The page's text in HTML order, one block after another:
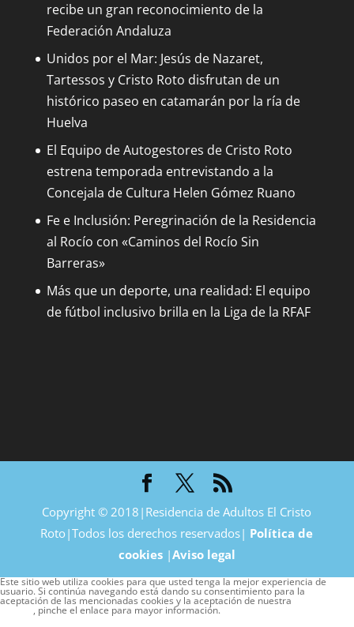
recibe un gran reconocimiento de la
Federación Andaluza
Unidos por el Mar: Jesús de Nazaret,
Tartessos y Cristo Roto disfrutan de un
histórico paseo en catamarán por la ría de
Huelva
El Equipo de Autogestores de Cristo Roto
estrena temporada entrevistando a la
Concejala de Cultura Helen Gómez Ruano
Fe e Inclusión: Peregrinación de la Residencia
al Rocío con «Caminos del Rocío Sin
Barreras»
Más que un deporte, una realidad: El equipo
de fútbol inclusivo brilla en la Liga de la RFAF
Copyright © 2018|Residencia de Adultos El Cristo
Roto|Todos los derechos reservados| Política de
cookies|Aviso legal
Este sitio web utiliza cookies para que usted tenga la mejor experiencia de
usuario. Si continúa navegando está dando su consentimiento para la
aceptación de las mencionadas cookies y la aceptación de nuestra
cookies , pinche el enlace para mayor información.